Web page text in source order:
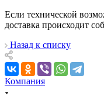
Если технической
доставка проиcходит
Назад к списку
Компания